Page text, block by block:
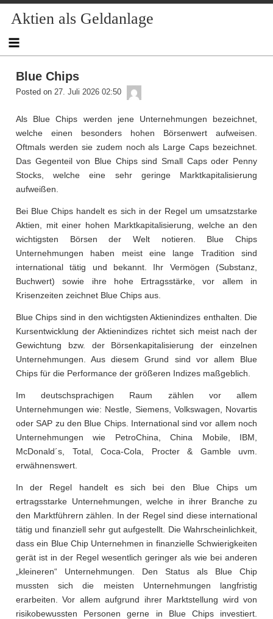
to
content
Aktien als Geldanlage
Blue Chips
Posted on 27. Juli 2026 02:50
Als Blue Chips werden jene Unternehmungen bezeichnet,
welche einen besonders hohen Börsenwert aufweisen.
Oftmals werden sie zudem noch als Large Caps bezeichnet.
Das Gegenteil von Blue Chips sind Small Caps oder Penny
Stocks, welche eine sehr geringe Marktkapitalisierung
aufweißen.
Bei Blue Chips handelt es sich in der Regel um umsatzstarke
Aktien, mit einer hohen Marktkapitalisierung, welche an den
wichtigsten Börsen der Welt notieren. Blue Chips
Unternehmungen haben meist eine lange Tradition sind
international tätig und bekannt. Ihr Vermögen (Substanz,
Buchwert) sowie ihre hohe Ertragsstärke, vor allem in
Krisenzeiten zeichnet Blue Chips aus.
Blue Chips sind in den wichtigsten Aktienindizes enthalten. Die
Kursentwicklung der Aktienindizes richtet sich meist nach der
Gewichtung bzw. der Börsenkapitalisierung der einzelnen
Unternehmungen. Aus diesem Grund sind vor allem Blue
Chips für die Performance der größeren Indizes maßgeblich.
Im deutschsprachigen Raum zählen vor allem
Unternehmungen wie: Nestle, Siemens, Volkswagen, Novartis
oder SAP zu den Blue Chips. International sind vor allem noch
Unternehmungen wie PetroChina, China Mobile, IBM,
McDonald´s, Total, Coca-Cola, Procter & Gamble uvm.
erwähnenswert.
In der Regel handelt es sich bei den Blue Chips um
ertragsstarke Unternehmungen, welche in ihrer Branche zu
den Marktführern zählen. In der Regel sind diese international
tätig und finanziell sehr gut aufgestellt. Die Wahrscheinlichkeit,
dass ein Blue Chip Unternehmen in finanzielle Schwierigkeiten
gerät ist in der Regel wesentlich geringer als wie bei anderen
„kleineren“ Unternehmungen. Den Status als Blue Chip
mussten sich die meisten Unternehmungen langfristig
erarbeiten. Vor allem aufgrund ihrer Marktstellung wird von
risikobewussten Personen gerne in Blue Chips investiert.